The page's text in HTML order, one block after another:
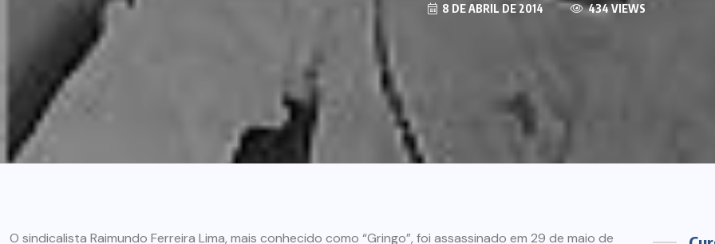
8 DE ABRIL DE 2014 434 VIEWS
O sindicalista Raimundo Ferreira Lima, mais conhecido como “Gringo”, foi assassinado em 29 de maio de